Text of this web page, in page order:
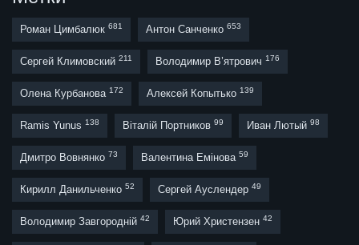
Роман Цимбалюк 681 Антон Санченко 653
Сергей Климовский 211 Володимир В’ятрович 176
Олена Курбанова 172 Алексей Копытько 139
Ramis Yunus 138 Віталій Портников 99 Иван Лютый 98
Дмитро Вовнянко 73 Валентина Емінова 59
Кирилл Данильченко 52 Сергей Ауслендер 49
Володимир Завгородній 42 Юрий Христензен 42